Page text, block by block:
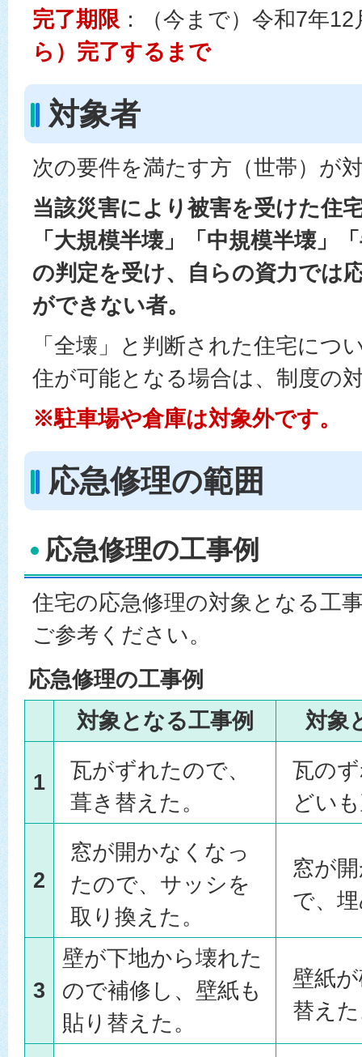
完了期限 ：（今まで）令和7年
ら）完了するまで
対象者
次の要件を満たす方（世帯）が
当該災害により被害を受けた住
「大規模半壊」「中規模半壊」
の判定を受け、自らの資力では
ができない者。
「全壊」と判断された住宅につ
住が可能となる場合は、制度の
※駐車場や倉庫は対象外です。
応急修理の範囲
応急修理の工事例
住宅の応急修理の対象となる工
ご参考ください。
応急修理の工事例
対象となる工事例
対象
1
瓦がずれたので、
葺き替えた。
瓦の
どい
2
窓が開かなくなっ
たので、サッシを
取り換えた。
窓が
で、
3
壁が下地から壊れた
ので補修し、壁紙も
貼り替えた。
壁紙
替え